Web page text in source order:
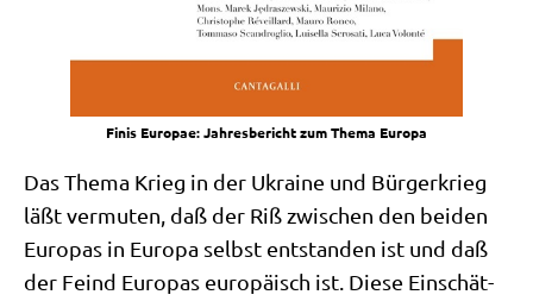
Finis Euro­pae: Jah­res­be­richt zum The­ma Europa
Das The­ma Krieg in der Ukrai­ne und Bür­ger­krieg
läßt ver­mu­ten, daß der Riß zwi­schen den bei­den
Euro­pas in Euro­pa selbst ent­stan­den ist und daß
der Feind Euro­pas euro­pä­isch ist. Die­se Ein­schät­